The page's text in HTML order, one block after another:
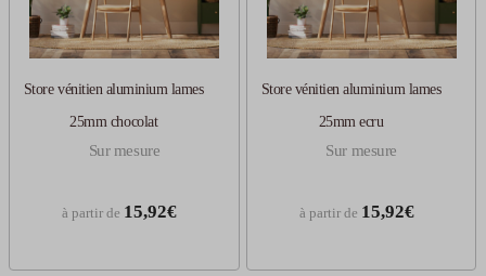
Store vénitien aluminium lames
25mm chocolat
Sur mesure
à partir de 15,92€
Store vénitien aluminium lames
25mm ecru
Sur mesure
à partir de 15,92€